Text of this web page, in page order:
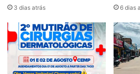
Informação de Desastre
órgão responsável
reconhecimento de
e situação de calamidade.
3 dias atrás 6 dias